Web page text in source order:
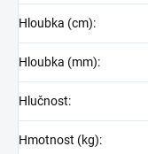
Hloubka (cm):
Hloubka (mm):
Hlučnost:
Hmotnost (kg):